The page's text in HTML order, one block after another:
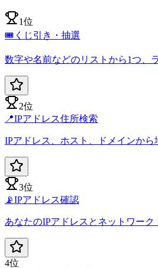
1位
🎟️ くじ引き・抽選
数字や名前などのリストから1つ、
2位
📍IPアドレス住所検索
IPアドレス、ホスト、ドメインから
3位
📡IPアドレス確認
あなたのIPアドレスとネットワー
4位